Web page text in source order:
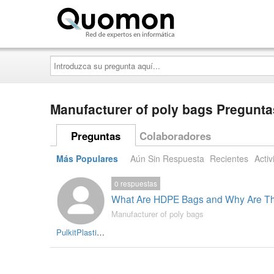
Introduzca
su
pregunta
aquí...
Manufacturer of poly bags
Preguntas Colaboradores
Más Populares Aún Sin Respuesta Recientes
PulkitPlasticProducts
What Are HDPE Bags and Why Are
0 respuestas
Manufacturer of poly bags